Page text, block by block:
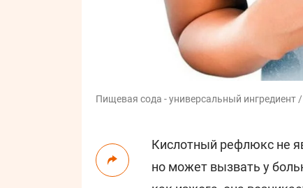
Пищевая сода - универсальный ингредиент
Кислотный рефлюкс не
но может вызвать у